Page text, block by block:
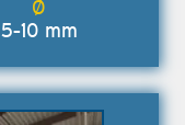
5-10 mm